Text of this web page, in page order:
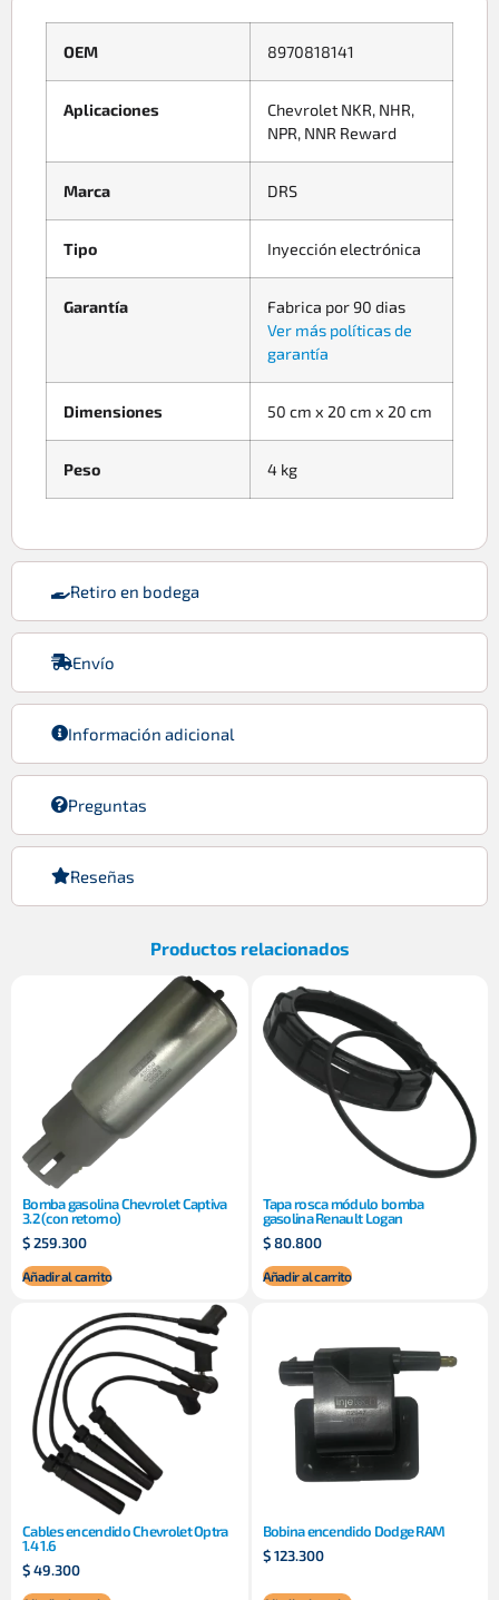
Retiro en bodega
Envío
Información adicional
Preguntas
Reseñas
OEM 8970818141
Aplicaciones
Chevrolet NKR, NHR,
NPR, NNR Reward
Marca DRS
Tipo Inyección electrónica
Garantía
Fabrica por 90 dias
Ver más políticas de
garantía
Dimensiones 50 cm x 20 cm x 20 cm
Peso 4 kg
Productos relacionados
Bomba gasolina Chevrolet Captiva
3.2 (con retorno)
$259.300
Añadir al carrito
Tapa rosca módulo bomba
gasolina Renault Logan
$80.800
Añadir al carrito
Cables encendido Chevrolet Optra
1.4 1.6
$49.300
Bobina encendido Dodge RAM
$123.300